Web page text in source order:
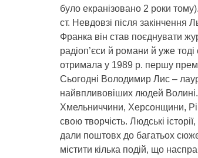
було екранізовано 2 роки
ст. Невдовзі після закінчення
Франка він став поєднувати
радіоп’єси й романи й уже
отримала у 1989 р. першу
Сьогодні Володимир Лис –
найвпливовіших людей
Хмельниччини, Херсонщини,
свою творчість. Людські
дали поштовх до багатьох
містити кілька подій, що